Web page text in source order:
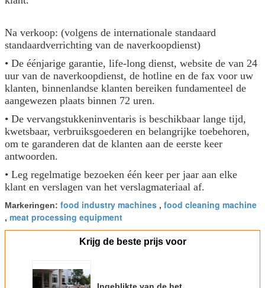
Na verkoop: (volgens de internationale standaard
standaardverrichting van de naverkoopdienst)
• De éénjarige garantie, life-long dienst, website de van 24
uur van de naverkoopdienst, de hotline en de fax voor uw
klanten, binnenlandse klanten bereiken fundamenteel de
aangewezen plaats binnen 72 uren.
• De vervangstukkeninventaris is beschikbaar lange tijd,
kwetsbaar, verbruiksgoederen en belangrijke toebehoren,
om te garanderen dat de klanten aan de eerste keer
antwoorden.
• Leg regelmatige bezoeken één keer per jaar aan elke
klant en verslagen van het verslagmateriaal af.
Markeringen: food industry machines , food cleaning machine
, meat processing equipment
Krijg de beste prijs voor
Ingeblikte van de het